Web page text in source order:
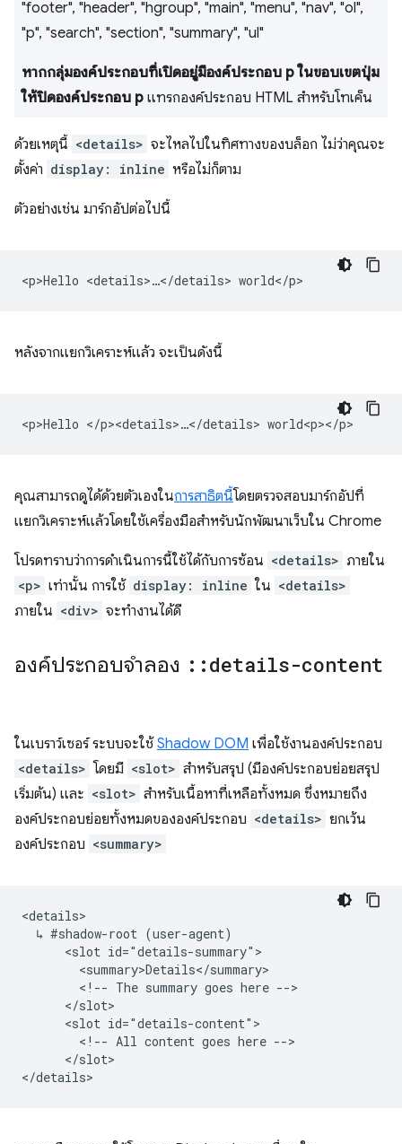
"footer", "header", "hgroup", "main", "menu", "nav", "ol",
"p", "search", "section", "summary", "ul"
หากกลุ่มองค์ประกอบที่เปิดอยู่มีองค์ประกอบ p ในขอบเขตปุ่ม
ให้ปิดองค์ประกอบ p แทรกองค์ประกอบ HTML สำหรับโทเค็น
ด้วยเหตุนี้ <details> จะไหลไปในทิศทางของบล็อก ไม่ว่าคุณจะ
ตั้งค่า display: inline หรือไม่ก็ตาม
ตัวอย่างเช่น มาร์กอัปต่อไปนี้
หลังจากแยกวิเคราะห์แล้ว จะเป็นดังนี้
คุณสามารถดูได้ด้วยตัวเองในการสาธิตนี้โดยตรวจสอบมาร์กอัปที่
แยกวิเคราะห์แล้วโดยใช้เครื่องมือสำหรับนักพัฒนาเว็บใน Chrome
โปรดทราบว่าการดำเนินการนี้ใช้ได้กับการซ้อน <details> ภายใน
<p> เท่านั้น การใช้ display: inline ใน <details>
ภายใน <div> จะทำงานได้ดี
องค์ประกอบจำลอง ::details-content
ในเบราว์เซอร์ ระบบจะใช้ Shadow DOM เพื่อใช้งานองค์ประกอบ
<details> โดยมี <slot> สำหรับสรุป (มีองค์ประกอบย่อยสรุป
เริ่มต้น) และ <slot> สำหรับเนื้อหาที่เหลือทั้งหมด ซึ่งหมายถึง
องค์ประกอบย่อยทั้งหมดขององค์ประกอบ <details> ยกเว้น
องค์ประกอบ <summary>
<details>
  ↳ #shadow-root (user-agent)
      <slot id="details-summary">
        <summary>Details</summary>
        <!-- The summary goes here -->
      </slot>
      <slot id="details-content">
        <!-- All content goes here -->
      </slot>